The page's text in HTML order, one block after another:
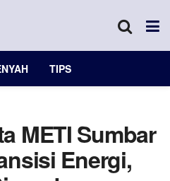
TIPS
METI Sumbar
Energi,